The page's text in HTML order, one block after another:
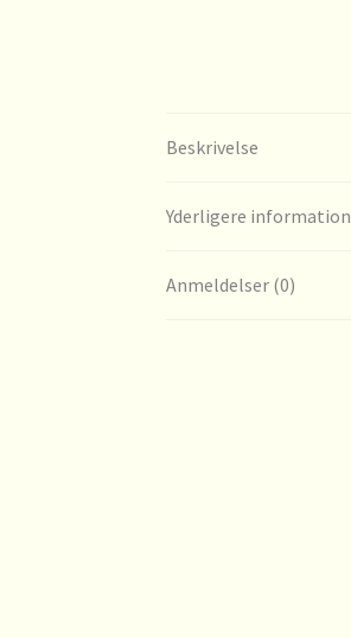
Beskrivelse
Yderligere information
Anmeldelser (0)